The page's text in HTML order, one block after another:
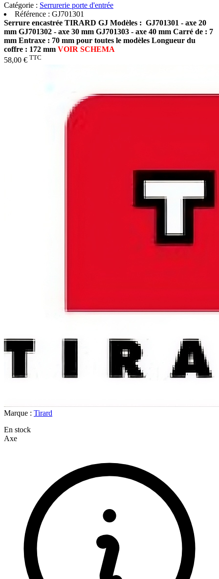
Catégorie : Serrurerie porte d'entrée
Référence : GJ701301
Serrure encastrée TIRARD GJ Modèles : GJ701301 - axe 20
mm GJ701302 - axe 30 mm GJ701303 - axe 40 mm Carré de : 7
mm Entraxe : 70 mm pour toutes le modèles Longueur du
coffre : 172 mm VOIR SCHEMA
58,00 € TTC
Marque : Tirard
En stock
Axe